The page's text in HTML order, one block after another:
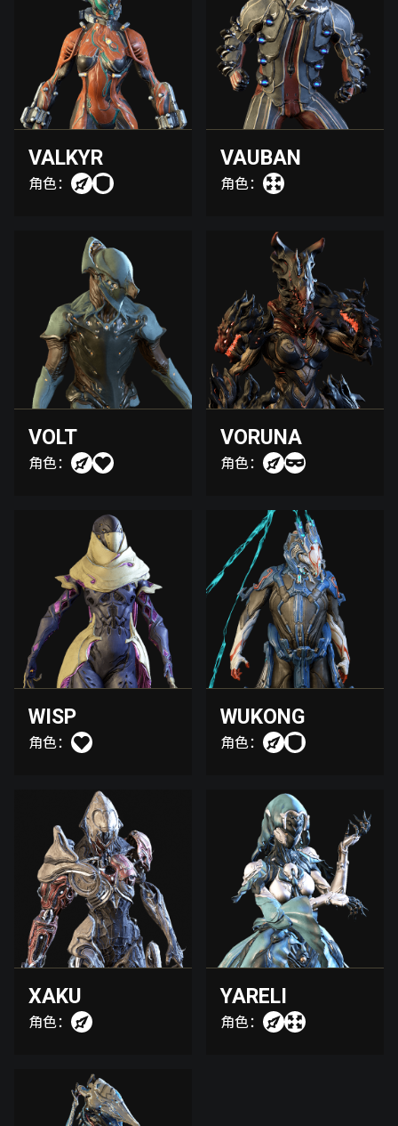
VALKYR
角色：
VAUBAN
角色：
VOLT
角色：
VORUNA
角色：
WISP
角色：
WUKONG
角色：
XAKU
角色：
YARELI
角色：